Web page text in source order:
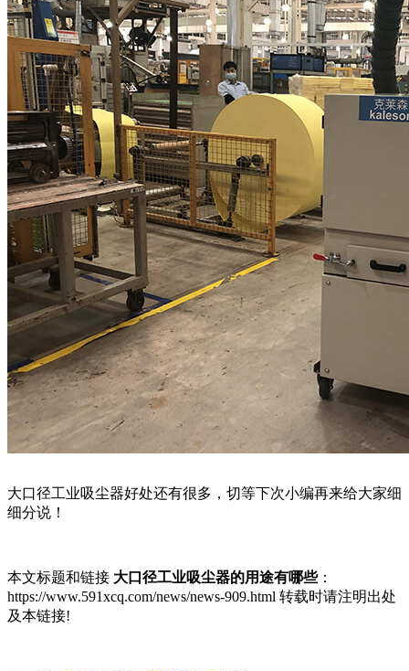
大口径工业吸尘器好处还有很多，切等下次小编再来给大家细
细分说！
本文标题和链接 大口径工业吸尘器的用途有哪些：
https://www.591xcq.com/news/news-909.html 转载时请注明出处
及本链接!